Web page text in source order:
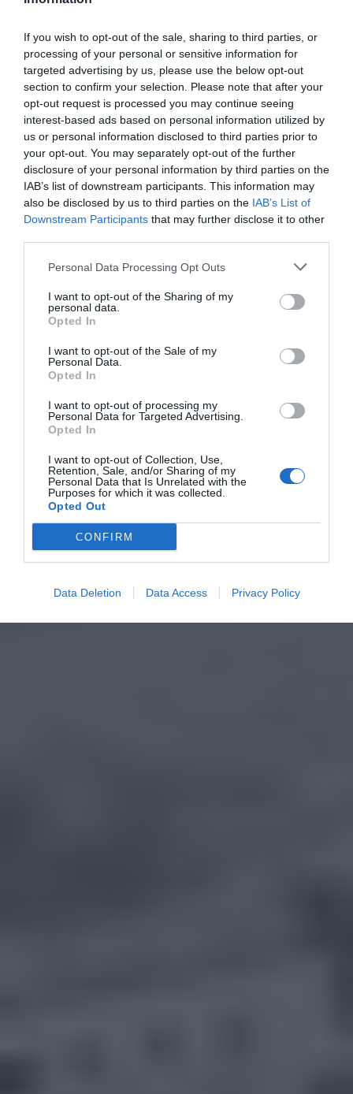
If you wish to opt-out of the sale, sharing to third parties, or
processing of your personal or sensitive information for
targeted advertising by us, please use the below opt-out
section to confirm your selection. Please note that after your
opt-out request is processed you may continue seeing
interest-based ads based on personal information utilized by
us or personal information disclosed to third parties prior to
your opt-out. You may separately opt-out of the further
disclosure of your personal information by third parties on the
IAB’s list of downstream participants. This information may
also be disclosed by us to third parties on the IAB’s List of
Downstream Participants that may further disclose it to other
Personal Data Processing Opt Outs
I want to opt-out of the Sharing of my
personal data.
Opted In
I want to opt-out of the Sale of my
Personal Data.
Opted In
I want to opt-out of processing my
Personal Data for Targeted Advertising.
Opted In
I want to opt-out of Collection, Use,
Retention, Sale, and/or Sharing of my
Personal Data that Is Unrelated with the
Purposes for which it was collected.
Opted Out
CONFIRM
Data Deletion Data Access Privacy Policy